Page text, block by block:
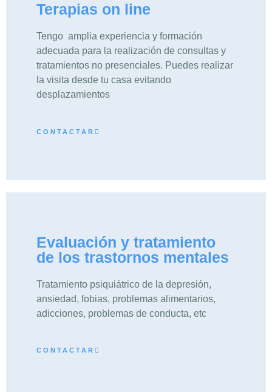
Terapias on line
Tengo amplia experiencia y formación
adecuada para la realización de consultas y
tratamientos no presenciales. Puedes realizar
la visita desde tu casa evitando
desplazamientos
CONTACTAR
Evaluación y tratamiento
de los trastornos mentales
Tratamiento psiquiátrico de la depresión,
ansiedad, fobias, problemas alimentarios,
adicciones, problemas de conducta, etc
CONTACTAR